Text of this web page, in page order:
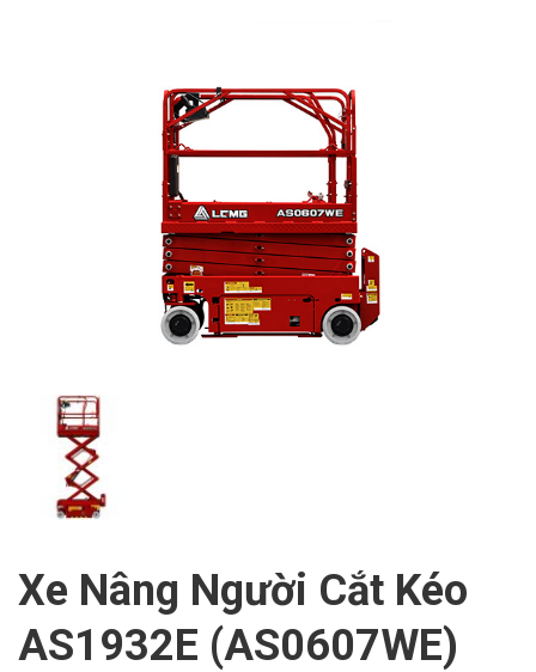
Xe Nâng Người Cắt Kéo
AS1932E (AS0607WE)